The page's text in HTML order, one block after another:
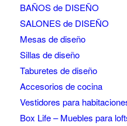
BAÑOS de DISEÑO
SALONES de DISEÑO
Mesas de diseño
Sillas de diseño
Taburetes de diseño
Accesorios de cocina
Vestidores para
Box Life – Muebles para